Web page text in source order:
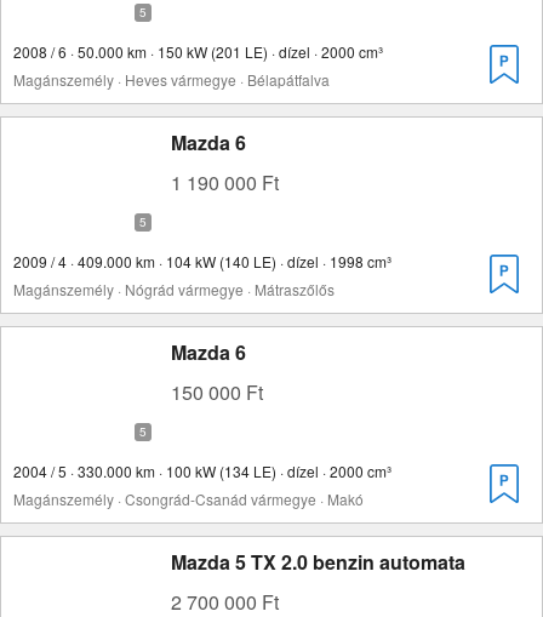
2008 / 6 · 50.000 km · 150 kW (201 LE) · dízel · 2000 cm³
Magánszemély · Heves vármegye · Bélapátfalva
Mazda 6
1 190 000 Ft
2009 / 4 · 409.000 km · 104 kW (140 LE) · dízel · 1998 cm³
Magánszemély · Nógrád vármegye · Mátraszőlős
Mazda 6
150 000 Ft
2004 / 5 · 330.000 km · 100 kW (134 LE) · dízel · 2000 cm³
Magánszemély · Csongrád-Csanád vármegye · Makó
Mazda 5 TX 2.0 benzin automata
2 700 000 Ft